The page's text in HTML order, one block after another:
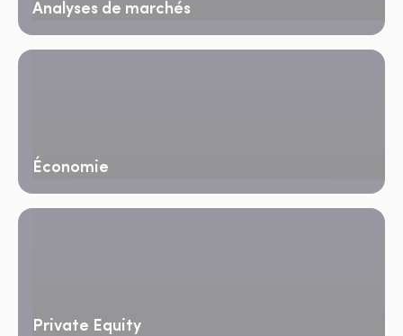
Analyses de marchés
Économie
Private Equity